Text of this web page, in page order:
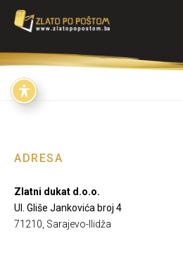
ADRESA
Zlatni dukat d.o.o.
Ul. Gliše Jankovića broj 4
71210, Sarajevo-Ilidža